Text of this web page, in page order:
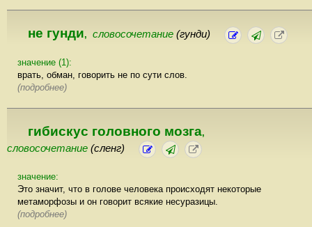
не гунди, словосочетание (гунди)
значение (1):
врать, обман, говорить не по сути слов.
(подробнее)
гибискус головного мозга,
словосочетание (сленг)
значение:
Это значит, что в голове человека происходят некоторые
метаморфозы и он говорит всякие несуразицы.
(подробнее)